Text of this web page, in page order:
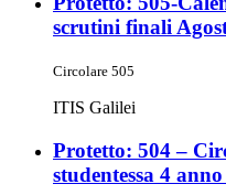
scrutini finali
Circolare 505
ITIS Galilei
Protetto: 504 –
studentessa 4 anno